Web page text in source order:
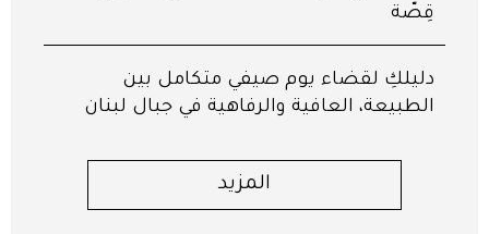
قِصّة
دليلكِ لقضاء يوم صيفي متكامل بين
الطبيعة، العافية والرفاهية في جبال لبنان
المزيد